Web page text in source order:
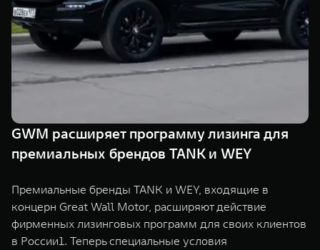
TANK 500
Веди за собой
TANK 700
TANK Финансы
Корпоративным клиентам
TANK ФИНАНСЫ
TANK Лизинг
TANK Страхование
Сервис
Специальные предложения
Моторные масла
Цифровые сервисы TANK
Подписки
GWM расширяет программу лизинга для
премиальных брендов TANK и WEY
Премиальные бренды TANK и WEY, входящие в
концерн Great Wall Motor, расширяют действие
фирменных лизинговых программ для своих клиентов
в России1. Теперь специальные условия